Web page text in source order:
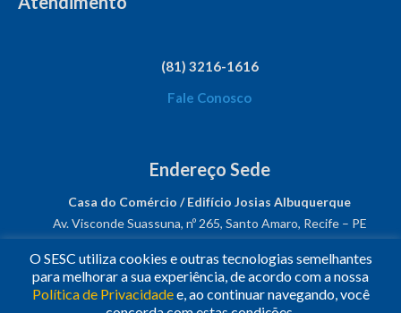
(81) 3216-1616
Fale Conosco
Endereço Sede
Casa do Comércio / Edifício Josias Albuquerque
Av. Visconde Suassuna, nº 265, Santo Amaro, Recife – PE
CNPJ: 03.482.931/0001-61
Siga-nos!
O SESC utiliza cookies e outras tecnologias semelhantes
para melhorar a sua experiência, de acordo com a nossa
Política de Privacidadee, ao continuar navegando, você